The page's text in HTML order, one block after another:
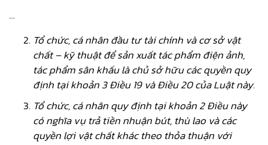
…
Tổ chức, cá nhân đầu tư tài chính và cơ sở vật
chất – kỹ thuật để sản xuất tác phẩm điện ảnh,
tác phẩm sân khấu là chủ sở hữu các quyền quy
định tại khoản 3 Điều 19 và Điều 20 của Luật này.
Tổ chức, cá nhân quy định tại khoản 2 Điều này
có nghĩa vụ trả tiền nhuận bút, thù lao và các
quyền lợi vật chất khác theo thỏa thuận với